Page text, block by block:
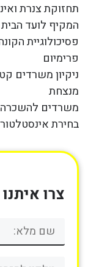
תחזוקת צנרת
המקיף לועד הבית
פסיכולוגיית
פרימיום
ניקיון משרדים
מנצחת
משרדים להשכרה
בחירת אינסטלטור בקרית גת: 6
צרו